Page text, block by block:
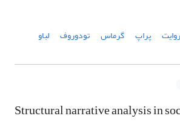
پراپ گرماس تودوروف لباو
Structural narrative analysis in